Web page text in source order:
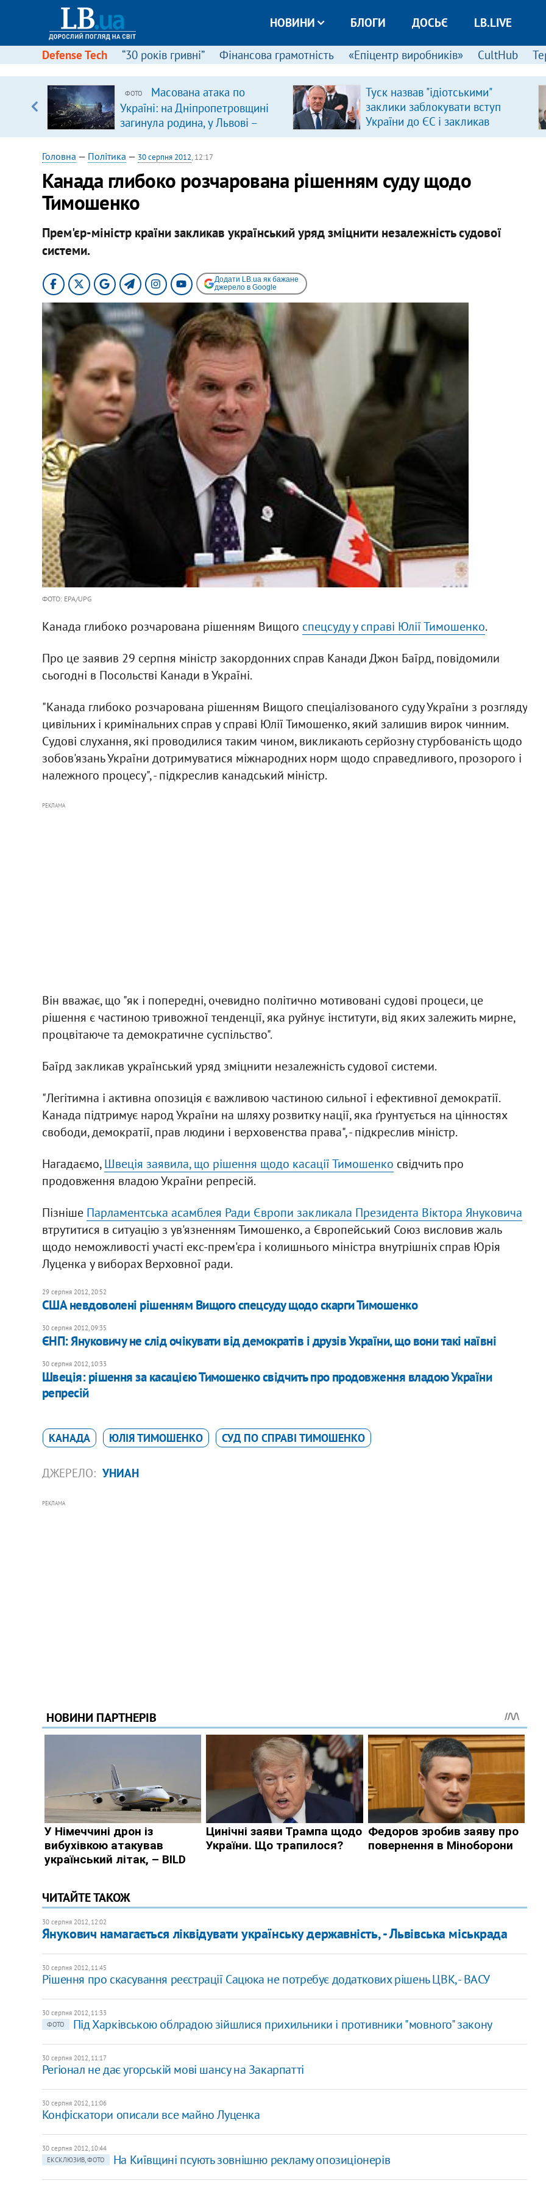
НОВИНИ БЛОГИ ДОСЬЄ LB.LIVE
Defense Tech “30 років гривні” Фінансова грамотність «Епіцентр виробників» CultHub
ФОТО
Масована атака по
Україні: на Дніпропетровщині
загинула родина, у Львові –
удар по багатоповерхівках
(доповнюється)
Туск назвав "ідіотськими"
заклики заблокувати вступ
України до ЄС і закликав
припинити антиукраїнську
Головна — Політика — 30 серпня 2012, 12:17
Канада глибоко розчарована рішенням суду щодо
Тимошенко
Прем'єр-міністр країни закликав український уряд зміцнити незалежність судової
системи.
Додати LB.ua як бажане
джерело в Google
ФОТО: EPA/UPG
Канада глибоко розчарована рішенням Вищого спецсуду у справі Юлії Тимошенко.
Про це заявив 29 серпня міністр закордонних справ Канади Джон Баїрд, повідомили
сьогодні в Посольстві Канади в Україні.
"Канада глибоко розчарована рішенням Вищого спеціалізованого суду України з розгляду
цивільних і кримінальних справ у справі Юлії Тимошенко, який залишив вирок чинним.
Судові слухання, які проводилися таким чином, викликають серйозну стурбованість щодо
зобов'язань України дотримуватися міжнародних норм щодо справедливого, прозорого і
належного процесу", - підкреслив канадський міністр.
РЕКЛАМА
Він вважає, що "як і попередні, очевидно політично мотивовані судові процеси, це
рішення є частиною тривожної тенденції, яка руйнує інститути, від яких залежить мирне,
процвітаюче та демократичне суспільство".
Баїрд закликав український уряд зміцнити незалежність судової системи.
"Легітимна і активна опозиція є важливою частиною сильної і ефективної демократії.
Канада підтримує народ України на шляху розвитку нації, яка ґрунтується на цінностях
свободи, демократії, прав людини і верховенства права", - підкреслив міністр.
Нагадаємо,Швеція заявила, що рішення щодо касації Тимошенко свідчить про
продовження владою України репресій.
Пізніше Парламентська асамблея Ради Європи закликала Президента Віктора Януковича
втрутитися в ситуацію з ув'язненням Тимошенко, а Європейський Союз висловив жаль
щодо неможливості участі екс-прем'єра і колишнього міністра внутрішніх справ Юрія
Луценка у виборах Верховної ради.
29 серпня 2012, 20:52
США невдоволені рішенням Вищого спецсуду щодо скарги Тимошенко
30 серпня 2012, 09:35
ЄНП: Януковичу не слід очікувати від демократів і друзів України, що вони такі наївні
30 серпня 2012, 10:33
Швеція: рішення за касацією Тимошенко свідчить про продовження владою України
репресій
КАНАДА ЮЛІЯ ТИМОШЕНКО СУД ПО СПРАВІ ТИМОШЕНКО
ДЖЕРЕЛО: УНИАН
РЕКЛАМА
ЧИТАЙТЕ ТАКОЖ
30 серпня 2012, 12:02
Янукович намагається ліквідувати українську державність, - Львівська міськрада
30 серпня 2012, 11:45
Рішення про скасування реєстрації Сацюка не потребує додаткових рішень ЦВК, - ВАСУ
30 серпня 2012, 11:33
ФОТО
Під Харківською облрадою зійшлися прихильники і противники "мовного" закону
30 серпня 2012, 11:17
Регіонал не дає угорській мові шансу на Закарпатті
30 серпня 2012, 11:06
Конфіскатори описали все майно Луценка
30 серпня 2012, 10:44
ЕКСКЛЮЗИВ, ФОТО
На Київщині псують зовнішню рекламу опозиціонерів